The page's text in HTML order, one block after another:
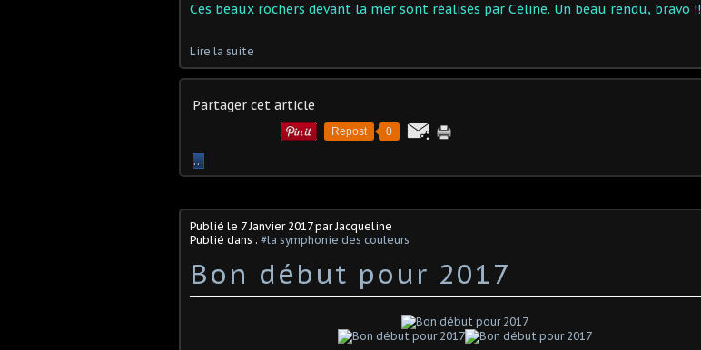
Ces beaux rochers devant la mer sont réalisés par Céline. Un beau rendu, bravo !!
Lire la suite
Partager cet article
Repost 0
…
Publié le 7 Janvier 2017par Jacqueline
Publié dans : #la symphonie des couleurs
Bon début pour 2017